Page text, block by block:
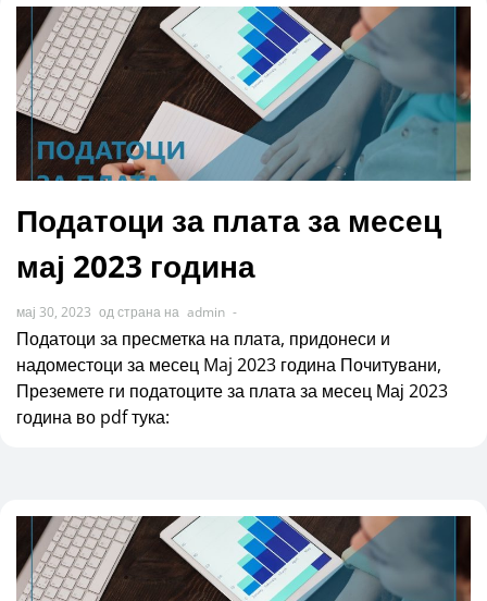
Податоци за плата за месец
мај 2023 година
мај 30, 2023 од страна на admin -
Податоци за пресметка на плата, придонеси и
надоместоци за месец Maj 2023 година Почитувани,
Преземете ги податоците за плата за месец Мај 2023
година во pdf тука: